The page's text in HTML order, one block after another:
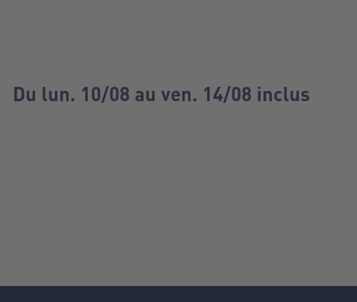
Du lun. 10/08 au ven. 14/08 inclus